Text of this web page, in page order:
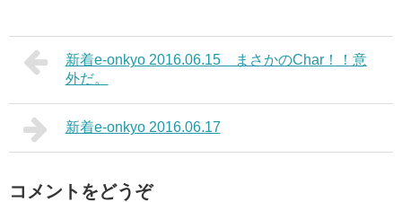
新着e-onkyo 2016.06.15 まさかのChar！！意
外だ。
新着e-onkyo 2016.06.17
コメントをどうぞ